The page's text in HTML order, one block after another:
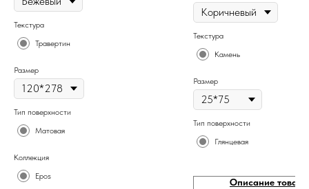
Текстура
Травертин
Размер
Тип поверхности
Матовая
Коллекция
Epos
Текстура
Камень
Размер
Тип поверхности
Глянцевая
Описание товара